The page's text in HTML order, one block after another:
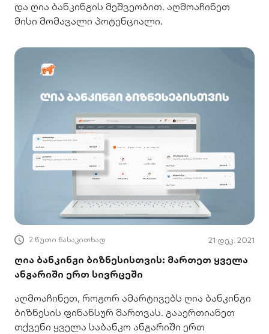
და ღია ბანკინგის მეშვეობით. აღმოაჩინეთ
მისი მომავალი პოტენციალი.
2 წუთი წასაკითხად 21 დეკ. 2021
ღია ბანკინგი ბიზნესისთვის: მართეთ ყველა
ანგარიში ერთ სივრცეში
აღმოაჩინეთ, როგორ ამარტივებს ღია ბანკინგი
ბიზნესის ფინანსურ მართვას. გააერთიანეთ
თქვენი ყველა საბანკო ანგარიში ერთ